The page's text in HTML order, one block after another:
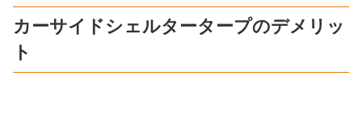
カーサイドシェルタータープのデメリッ
ト